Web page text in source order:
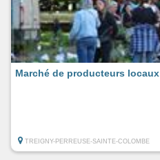
Marché de producteurs locaux
TREIGNY-PERREUSE-SAINTE-COLOMBE